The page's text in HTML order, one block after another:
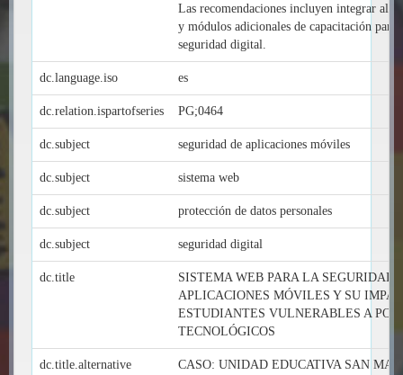
Las recomendaciones incluyen integrar
y módulos adicionales de capacitación para
seguridad digital.
dc.language.iso es
dc.relation.ispartofseries PG;0464
dc.subject seguridad de aplicaciones móviles
dc.subject sistema web
dc.subject protección de datos personales
dc.subject seguridad digital
dc.title
SISTEMA WEB PARA LA SEGURIDAD
APLICACIONES MÓVILES Y SU
ESTUDIANTES VULNERABLES A
TECNOLÓGICOS
dc.title.alternative
CASO: UNIDAD EDUCATIVA SAN